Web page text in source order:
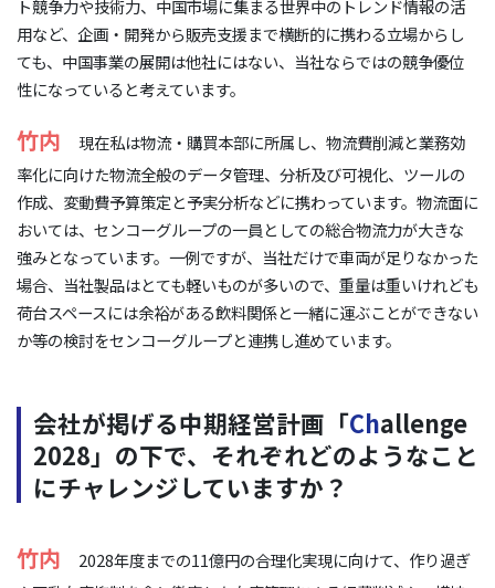
ト競争力や技術力、中国市場に集まる世界中のトレンド情報の活
用など、企画・開発から販売支援まで横断的に携わる立場からし
ても、中国事業の展開は他社にはない、当社ならではの競争優位
性になっていると考えています。
竹内
現在私は物流・購買本部に所属し、物流費削減と業務効
率化に向けた物流全般のデータ管理、分析及び可視化、ツールの
作成、変動費予算策定と予実分析などに携わっています。物流面に
おいては、センコーグループの一員としての総合物流力が大きな
強みとなっています。一例ですが、当社だけで車両が足りなかった
場合、当社製品はとても軽いものが多いので、重量は重いけれども
荷台スペースには余裕がある飲料関係と一緒に運ぶことができない
か等の検討をセンコーグループと連携し進めています。
会社が掲げる中期経営計画「Challenge
2028」の下で、それぞれどのようなこと
にチャレンジしていますか？
竹内
2028年度までの11億円の合理化実現に向けて、作り過ぎ